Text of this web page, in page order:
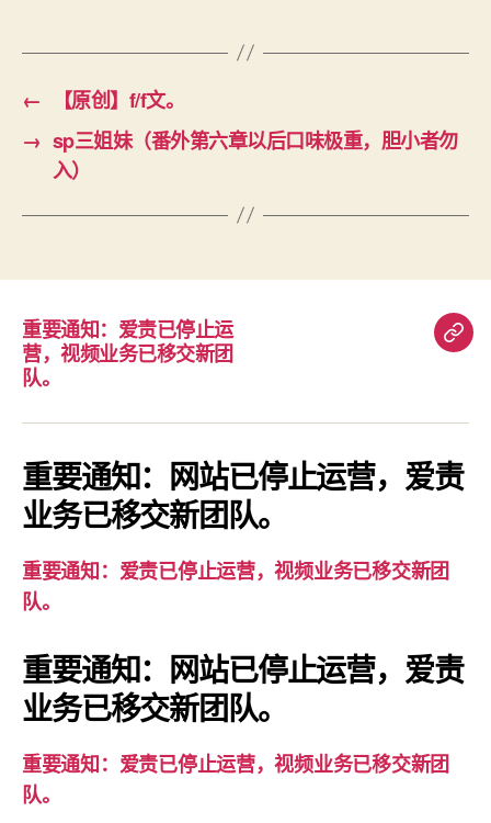
←
【原创】f/f文。
→ sp三姐妹（番外第六章以后口味极重，胆小者勿
入）
重要通知：爱责已停止运
营，视频业务已移交新团
队。
重
知：
爱
责
视
重要通知：网站已停止运营，爱责
业务已移交新团队。
重要通知：爱责已停止运营，视频业务已移交新团
队。
重要通知：网站已停止运营，爱责
业务已移交新团队。
重要通知：爱责已停止运营，视频业务已移交新团
队。